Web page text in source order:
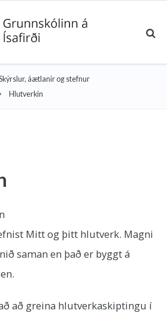
áætlanir og stefnur
Hlutverkin
Mitt og þitt hlutverk. Magni
saman en það er byggt á
að greina hlutverkaskiptingu í